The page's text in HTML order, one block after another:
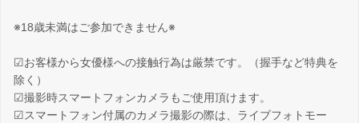
※18歳未満はご参加できません※
☑お客様から女優様への接触行為は厳禁です。（握手など特典を
除く）
☑撮影時スマートフォンカメラもご使用頂けます。
☑スマートフォン付属のカメラ撮影の際は、ライブフォトモー